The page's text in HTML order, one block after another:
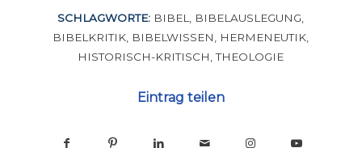
SCHLAGWORTE: BIBEL BIBELAUSLEGUNG
BIBELKRITIK BIBELWISSEN HERMENEUTIK
HISTORISCH-KRITISCH ,THEOLOGIE
Eintrag teilen